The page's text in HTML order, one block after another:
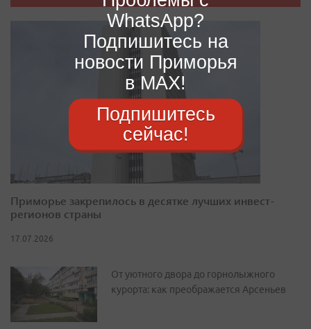
Приморье закрепилось в десятке лучших инвест-
регионов страны
17.07.2026
От уютного двора до горнолыжного
курорта: как преображается Арсеньев
WhatsApp?
Подпишитесь на
новости Приморья
в MAX!
Подпишитесь
сейчас!